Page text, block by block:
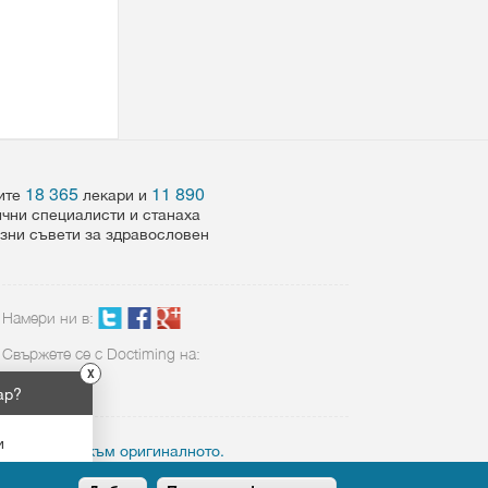
18 365 лекари и 11 890
специалисти и станаха
съвети за здравословен
Намери ни в:
Свържете се с Doctiming на:
02 423 8898
линк към оригиналното.
X